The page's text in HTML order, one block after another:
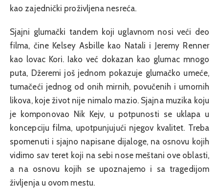
kao zajednički proživljena nesreća.
Sjajni glumački tandem koji uglavnom nosi veći deo
filma, čine Kelsey Asbille kao Natali i Jeremy Renner
kao lovac Kori. Iako već dokazan kao glumac mnogo
puta, Džeremi još jednom pokazuje glumačko umeće,
tumačeći jednog od onih mirnih, povučenih i umornih
likova, koje život nije nimalo mazio. Sjajna muzika koju
je komponovao Nik Kejv, u potpunosti se uklapa u
koncepciju filma, upotpunjujući njegov kvalitet. Treba
spomenuti i sjajno napisane dijaloge, na osnovu kojih
vidimo sav teret koji na sebi nose meštani ove oblasti,
a na osnovu kojih se upoznajemo i sa tragedijom
življenja u ovom mestu.